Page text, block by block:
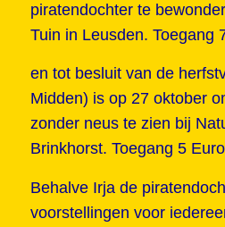
piratendochter te
Tuin in Leusden. Toegang
en tot besluit van de
Midden) is op 27 oktober
zonder neus te zien bij
Brinkhorst. Toegang 5 Euro
Behalve Irja de
voorstellingen voor